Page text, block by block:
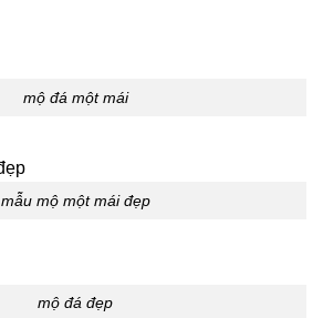
mộ đá một mái
mẫu mộ một mái đẹp
mộ đá đẹp